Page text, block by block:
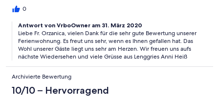
0
Antwort von VrboOwner am 31. März 2020
Liebe Fr. Orzanica, vielen Dank für die sehr gute Bewertung unserer
Ferienwohnung. Es freut uns sehr, wenn es Ihnen gefallen hat. Das
Wohl unserer Gäste liegt uns sehr am Herzen. Wir freuen uns aufs
nächste Wiedersehen und viele Grüsse aus Lenggries Anni Heiß
Archivierte Bewertung
10/10 – Hervorragend